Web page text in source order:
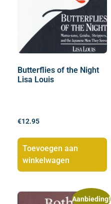
Butterflies of the Night
Lisa Louis
€12.95
Toevoegen aan
winkelwagen
Aanbieding!